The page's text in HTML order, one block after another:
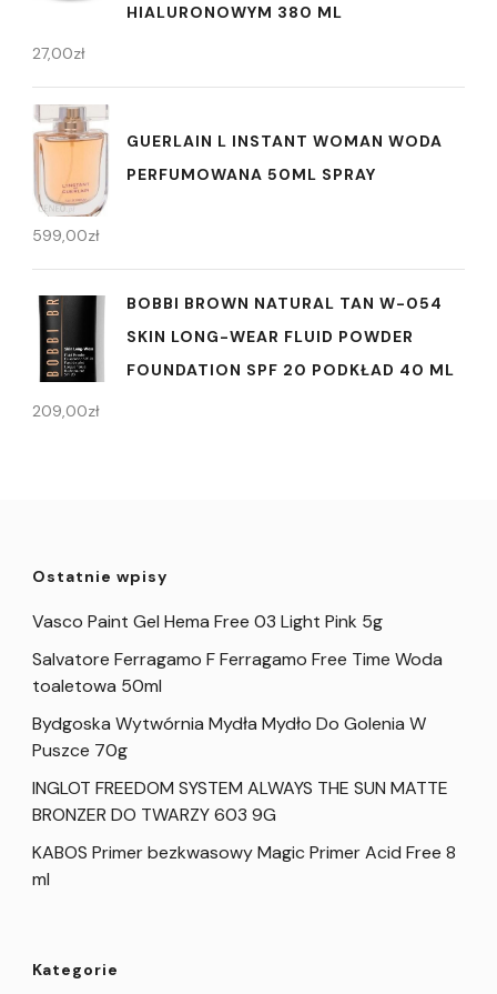
HIALURONOWYM 380 ML
27,00zł
GUERLAIN L INSTANT WOMAN WODA
PERFUMOWANA 50ML SPRAY
599,00zł
BOBBI BROWN NATURAL TAN W-054
SKIN LONG-WEAR FLUID POWDER
FOUNDATION SPF 20 PODKŁAD 40 ML
209,00zł
Ostatnie wpisy
Vasco Paint Gel Hema Free 03 Light Pink 5g
Salvatore Ferragamo F Ferragamo Free Time Woda
toaletowa 50ml
Bydgoska Wytwórnia Mydła Mydło Do Golenia W
Puszce 70g
INGLOT FREEDOM SYSTEM ALWAYS THE SUN MATTE
BRONZER DO TWARZY 603 9G
KABOS Primer bezkwasowy Magic Primer Acid Free 8
ml
Kategorie